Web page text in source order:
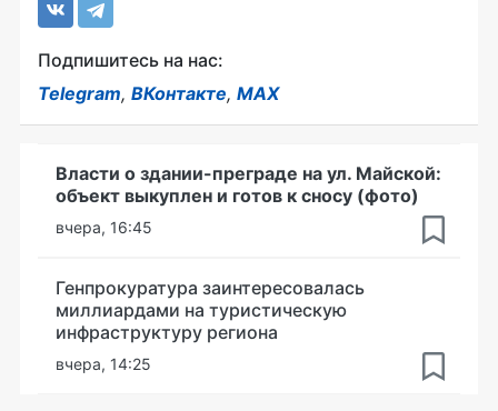
Подпишитесь на нас:
Telegram, ВКонтакте, MAX
Власти о здании-преграде на ул. Майской:
объект выкуплен и готов к сносу (фото)
вчера, 16:45
Генпрокуратура заинтересовалась
миллиардами на туристическую
инфраструктуру региона
вчера, 14:25